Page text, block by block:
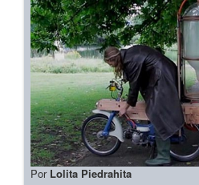
Por Lolita Piedrahita